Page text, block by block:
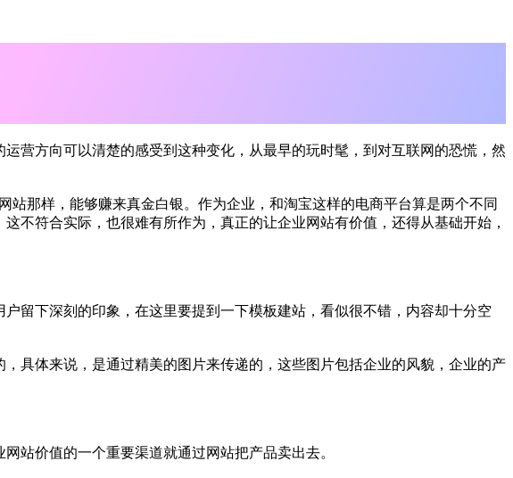
营方向可以清楚的感受到这种变化，从最早的玩时髦，到对互联网的恐慌，然
那样，能够赚来真金白银。作为企业，和淘宝这样的电商平台算是两个不同
不符合实际，也很难有所作为，真正的让企业网站有价值，还得从基础开始，
留下深刻的印象，在这里要提到一下模板建站，看似很不错，内容却十分空
具体来说，是通过精美的图片来传递的，这些图片包括企业的风貌，企业的产
站价值的一个重要渠道就通过网站把产品卖出去。